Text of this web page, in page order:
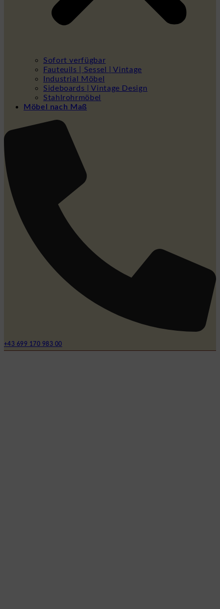
Sofort verfügbar
Fauteuils | Sessel | Vintage
Industrial Möbel
Sideboards | Vintage Design
Stahlrohrmöbel
Möbel nach Maß
+43 699 170 983 00